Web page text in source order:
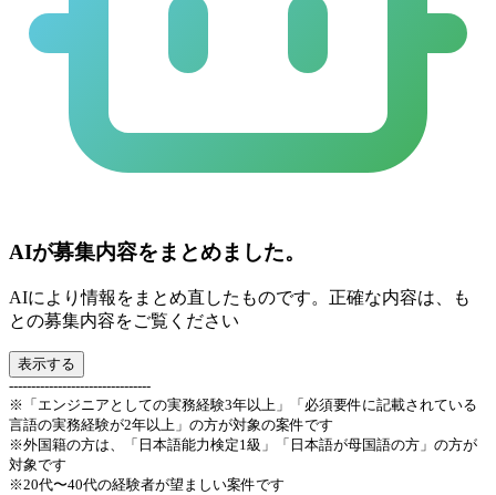
AIが募集内容をまとめました。
AIにより情報をまとめ直したものです。正確な内容は、も
との募集内容をご覧ください
表示する
--------------------------------
※「エンジニアとしての実務経験3年以上」「必須要件に記載されている
言語の実務経験が2年以上」の方が対象の案件です
※外国籍の方は、「日本語能力検定1級」「日本語が母国語の方」の方が
対象です
※20代〜40代の経験者が望ましい案件です